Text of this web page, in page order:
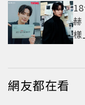
赫
網友都在看